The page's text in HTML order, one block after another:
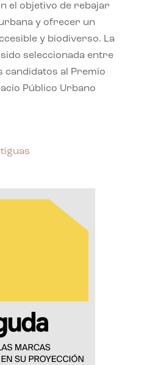
el objetivo de rebajar
y ofrecer un
y biodiverso. La
seleccionada entre
candidatos al Premio
Público Urbano